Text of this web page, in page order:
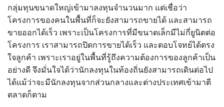
กลุ่มทุนขนาดใหญ่เข้ามาลงทุนจำนวนมาก แต่เชื่อว่า
โครงการของคนในพื้นที่ก็จะยังสามารถขายได้ และสามารถ
ขายออกได้เร็ว เพราะเป็นโครงการที่มีขนาดเล็กมีไม่กี่ยูนิตต่อ
โครงการ เราสามารถปิดการขายได้เร็ว และตอบโจทย์ได้ตรง
ใจลูกค้า เพราะเราอยู่ในพื้นที่รู้ถึงความต้องการของลูกค้าเป็น
อย่างดี จึงมั่นใจได้ว่านักลงทุนในท้องถิ่นยังสามารถเดินต่อไป
ได้แม้ว่าจะมีนักลงทุนจากส่วนกลางและต่างประเทศเข้ามาตี
ตลาดก็ตาม